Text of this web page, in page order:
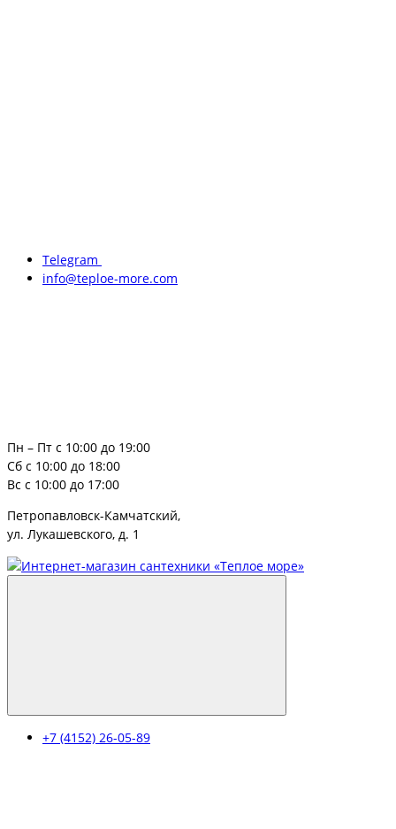
Telegram
info@teploe-more.com
Пн – Пт с 10:00 до 19:00
Сб с 10:00 до 18:00
Вс с 10:00 до 17:00
Петропавловск-Камчатский,
ул. Лукашевского, д. 1
+7 (4152) 26-05-89